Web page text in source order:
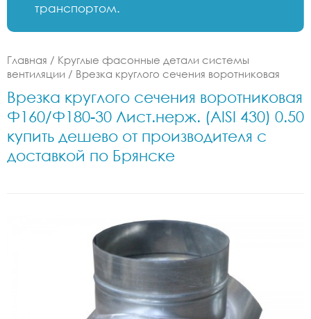
транспортом.
Главная / Круглые фасонные детали системы
вентиляции / Врезка круглого сечения воротниковая
Врезка круглого сечения воротниковая
Ф160/Ф180-30 Лист.нерж. (AISI 430) 0.50
купить дешево от производителя с
доставкой по Брянске